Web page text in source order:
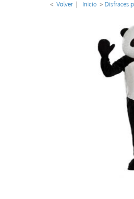
< Volver Inicio > Disfraces